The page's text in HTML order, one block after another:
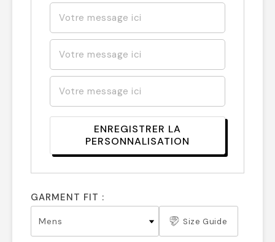
ENREGISTRER LA
PERSONNALISATION
GARMENT FIT :
Size Guide